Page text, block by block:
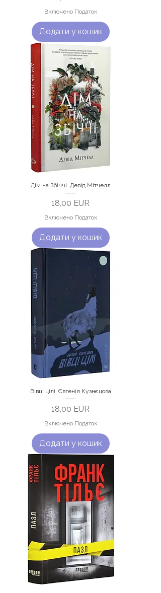
Включено Податок
Додати у кошик
Дім на Збіччі. Девід Мітчелл
Ціна
18,00 EUR
Включено Податок
Додати у кошик
Вівці цілі. Євгенія Кузнєцова
Ціна
18,00 EUR
Включено Податок
Додати у кошик